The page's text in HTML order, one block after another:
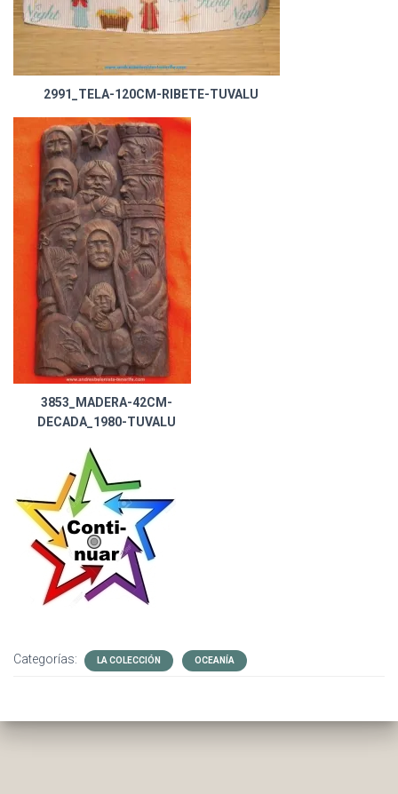
2991_TELA-120CM-RIBETE-TUVALU
3853_MADERA-42CM-
DECADA_1980-TUVALU
Categorías: LA COLECCIÓN OCEANÍA